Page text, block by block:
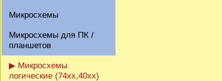
Микросхемы
Микросхемы для ПК /
планшетов
▶ Микросхемы
логические (74xx,40xx)